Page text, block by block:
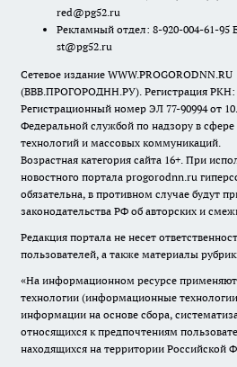
red@pg52.ru
Рекламный отдел: 8-920-004-61-95
st@pg52.ru
Сетевое издание WWW.PROGORODNN.RU
(ВВВ.ПРОГОРОДНН.РУ). Регистрация РКН:
Регистрационный номер ЭЛ 77-90994 от
Федеральной службой по надзору в
технологий и массовых коммуникаций.
Возрастная категория сайта 16+. При
новостного портала progorodnn.ru
обязательна, в противном случае будут
законодательства РФ об авторских и
Редакция портала не несет
пользователей, а также материалы
«На информационном ресурсе
технологии (информационные
информации на основе сбора,
относящихся к предпочтениям
находящихся на территории Российской